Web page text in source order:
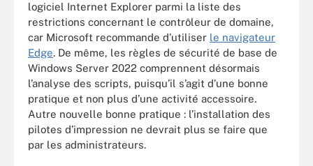
logiciel Internet Explorer parmi la liste des
restrictions concernant le contrôleur de domaine,
car Microsoft recommande d’utiliser le navigateur
Edge. De même, les règles de sécurité de base de
Windows Server 2022 comprennent désormais
l’analyse des scripts, puisqu’il s’agit d’une bonne
pratique et non plus d’une activité accessoire.
Autre nouvelle bonne pratique : l’installation des
pilotes d’impression ne devrait plus se faire que
par les administrateurs.